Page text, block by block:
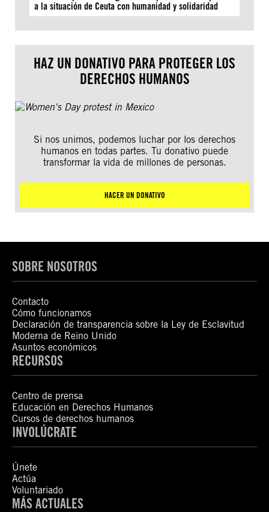
a la situación de Ceuta con humanidad y solidaridad
HAZ UN DONATIVO PARA PROTEGER LOS
DERECHOS HUMANOS
Si nos unimos, podemos luchar por los derechos
humanos en todas partes. Tu donativo puede
transformar la vida de millones de personas.
HACER UN DONATIVO
SOBRE NOSOTROS
Contacto
Cómo funcionamos
Declaración de transparencia sobre la Ley de Esclavitud
Moderna de Reino Unido
Asuntos económicos
RECURSOS
Centro de prensa
Educación en Derechos Humanos
Cursos de derechos humanos
INVOLÚCRATE
Únete
Actúa
Voluntariado
MÁS ACTUALES